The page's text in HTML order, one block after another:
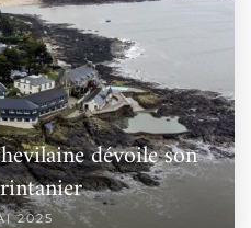
dévoile son
2025